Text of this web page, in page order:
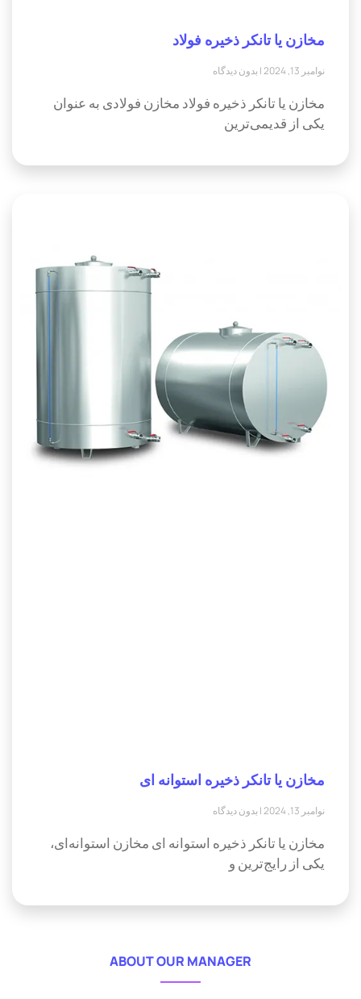
مخازن یا تانکر ذخیره فولاد
نوامبر 13, 2024 بدون دیدگاه
مخازن یا تانکر ذخیره فولاد مخازن فولادی به عنوان
یکی از قدیمی‌ترین
مخازن یا تانکر ذخیره استوانه ای
نوامبر 13, 2024 بدون دیدگاه
مخازن یا تانکر ذخیره استوانه ای مخازن استوانه‌ای،
یکی از رایج‌ترین و
ABOUT OUR MANAGER